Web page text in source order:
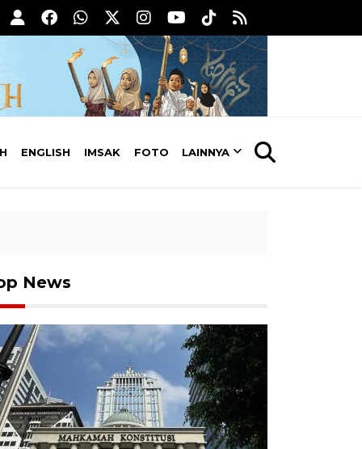
ENGLISH IMSAK FOTO LAINNYA
News